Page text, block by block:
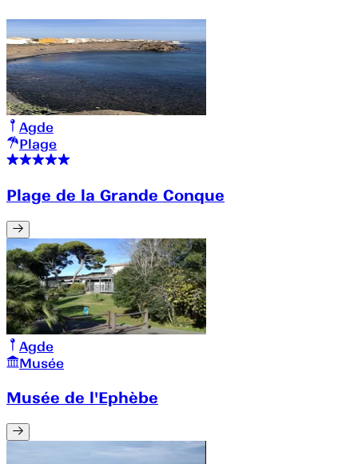
Agde
Plage
Plage de la Grande Conque
Agde
Musée
Musée de l'Ephèbe